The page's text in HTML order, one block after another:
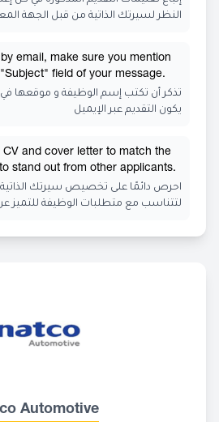
النظر لسيرتك الذاتية من قبل الجهة
email, make sure you mention
field of your message.
تذكر أن تكتب إسم الوظيفة و موقعها في
يكون التقديم عبر الإيميل
and cover letter to match the
stand out from other applicants.
احرص دائمًا على تخصيص سيرتك
لتتناسب مع متطلبات الوظيفة للتميز
Automotive